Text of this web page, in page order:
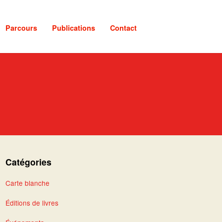
Parcours Publications Contact
Catégories
Carte blanche
Éditions de livres